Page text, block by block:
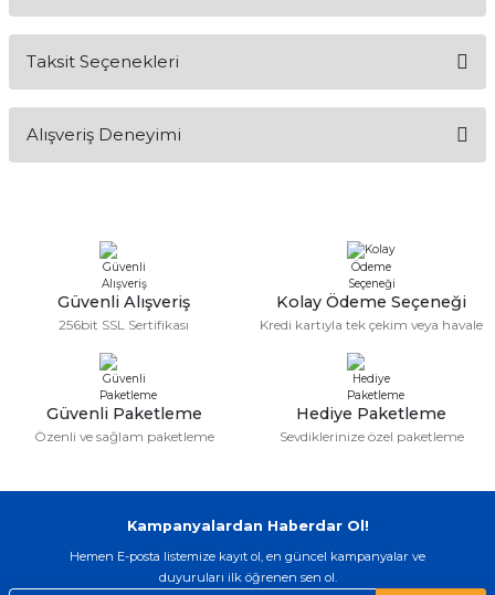
Taksit Seçenekleri
Alışveriş Deneyimi
alışveriş oldu özellikle bekledigimden
iyi bir ürün geldi fiyatına göre mütiş
Serdar Keskin | 19/05/2026
gerçekten çok kaliteil ürün geldi bu
kordonu normal dışardan bir saatciye
taktırsam işciliği ile birlikte enaz 2,k
isterlerdi alacak arkadaşlar ölçülerini
etmesin
Swatch yos Model saatime aldim
saatimede tam oldu
Güvenli Alışveriş
256bit SSL Sertifikası
Kolay Ödeme Seçeneği
Kredi kartıyla tek çekim veya havale
Güvenli Paketleme
Özenli ve sağlam paketleme
Hediye Paketleme
Sevdiklerinize özel paketleme
Kampanyalardan Haberdar Ol!
Hemen E-posta listemize kayıt ol, en güncel kampanyalar ve
duyuruları ilk öğrenen sen ol.